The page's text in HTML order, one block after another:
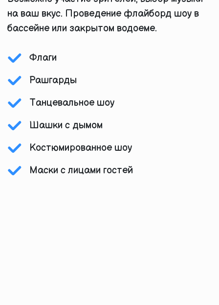
на ваш вкус. Проведение флайборд шоу в
бассейне или закрытом водоеме.
Флаги
Рашгарды
Танцевальное шоу
Шашки с дымом
Костюмированное шоу
Маски с лицами гостей